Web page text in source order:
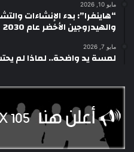
مايو 10, 2026
“هاينفرا”: بدء الإنشاءات
والهيدروجين الأخضر عام 2030
مايو 7, 2026
لمسة يد واضحة.. لماذا لم